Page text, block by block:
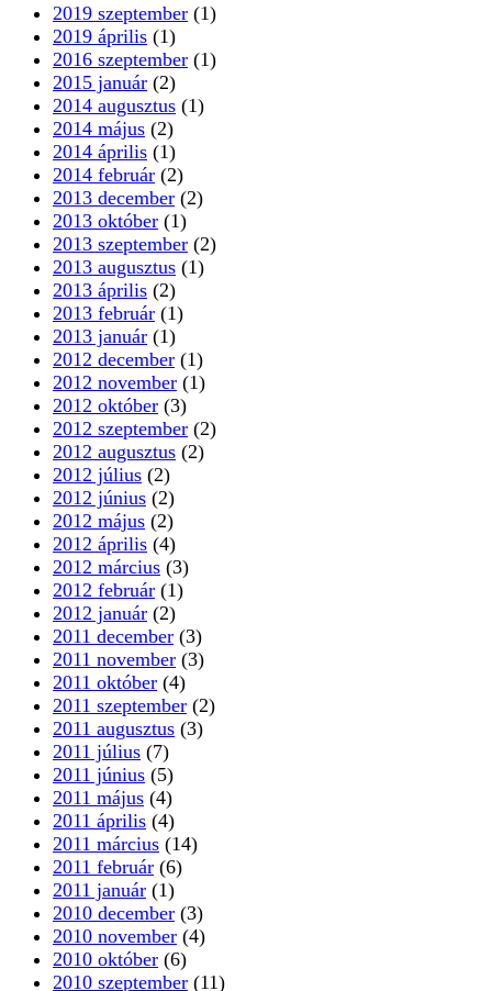
2019 szeptember (1)
2019 április (1)
2016 szeptember (1)
2015 január (2)
2014 augusztus (1)
2014 május (2)
2014 április (1)
2014 február (2)
2013 december (2)
2013 október (1)
2013 szeptember (2)
2013 augusztus (1)
2013 április (2)
2013 február (1)
2013 január (1)
2012 december (1)
2012 november (1)
2012 október (3)
2012 szeptember (2)
2012 augusztus (2)
2012 július (2)
2012 június (2)
2012 május (2)
2012 április (4)
2012 március (3)
2012 február (1)
2012 január (2)
2011 december (3)
2011 november (3)
2011 október (4)
2011 szeptember (2)
2011 augusztus (3)
2011 július (7)
2011 június (5)
2011 május (4)
2011 április (4)
2011 március (14)
2011 február (6)
2011 január (1)
2010 december (3)
2010 november (4)
2010 október (6)
2010 szeptember (11)